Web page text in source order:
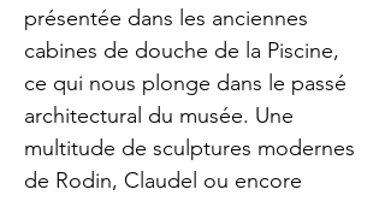
présentée dans les anciennes
cabines de douche de la Piscine,
ce qui nous plonge dans le passé
architectural du musée. Une
multitude de sculptures modernes
de Rodin, Claudel ou encore